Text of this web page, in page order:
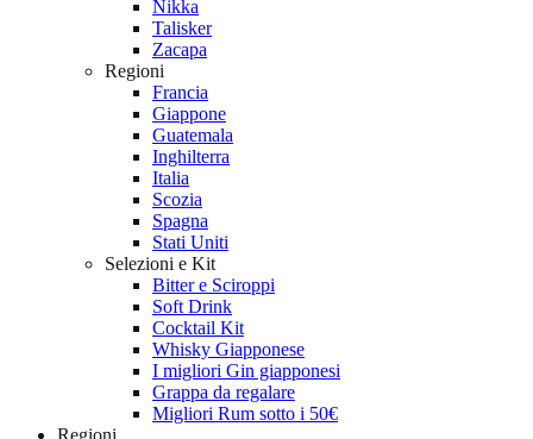
Nikka
Talisker
Zacapa
Regioni
Francia
Giappone
Guatemala
Inghilterra
Italia
Scozia
Spagna
Stati Uniti
Selezioni e Kit
Bitter e Sciroppi
Soft Drink
Cocktail Kit
Whisky Giapponese
I migliori Gin giapponesi
Grappa da regalare
Migliori Rum sotto i 50€